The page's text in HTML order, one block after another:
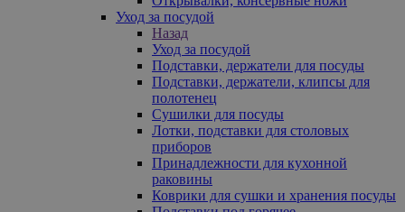
Уход за посудой
Назад
Уход за посудой
Подставки, держатели для посуды
Подставки, держатели, клипсы для
полотенец
Сушилки для посуды
Лотки, подставки для столовых
приборов
Принадлежности для кухонной
раковины
Коврики для сушки и хранения посуды